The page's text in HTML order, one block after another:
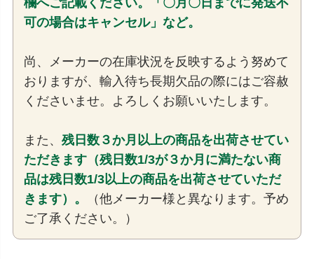
欄へご記載ください。「〇月〇日までに発送不
可の場合はキャンセル」など。
尚、メーカーの在庫状況を反映するよう努めて
おりますが、輸入待ち長期欠品の際にはご容赦
くださいませ。よろしくお願いいたします。
また、 残日数３か月以上の商品を出荷させてい
ただきます（残日数1/3が３か月に満たない商
品は残日数1/3以上の商品を出荷させていただ
きます）。
（他メーカー様と異なります。予め
ご了承ください。）